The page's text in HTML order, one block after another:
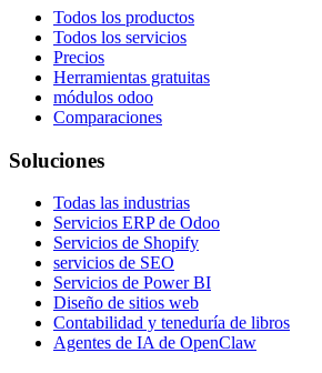
Todos los productos
Todos los servicios
Precios
Herramientas gratuitas
módulos odoo
Comparaciones
Soluciones
Todas las industrias
Servicios ERP de Odoo
Servicios de Shopify
servicios de SEO
Servicios de Power BI
Diseño de sitios web
Contabilidad y teneduría de libros
Agentes de IA de OpenClaw